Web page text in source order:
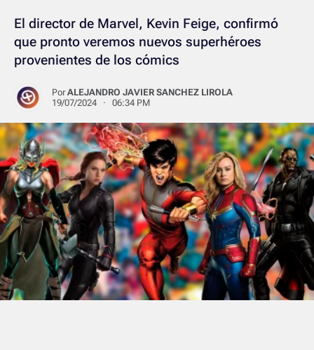
El director de Marvel, Kevin Feige, confirmó
que pronto veremos nuevos superhéroes
provenientes de los cómics
PorALEJANDRO JAVIER SANCHEZ LIROLA
19/07/2024 · 06:34 PM